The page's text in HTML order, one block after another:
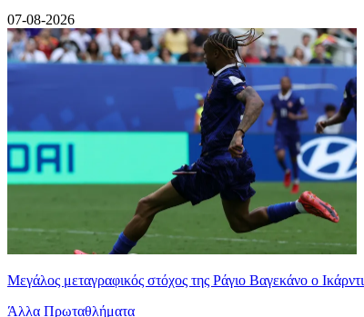
07-08-2026
Μεγάλος μεταγραφικός στόχος της Ράγιο Βαγεκάνο ο Ικάρντι
Άλλα Πρωταθλήματα